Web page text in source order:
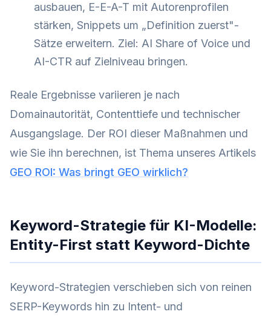
ausbauen, E-E-A-T mit Autorenprofilen
stärken, Snippets um „Definition zuerst"-
Sätze erweitern. Ziel: AI Share of Voice und
AI-CTR auf Zielniveau bringen.
Reale Ergebnisse variieren je nach
Domainautorität, Contenttiefe und technischer
Ausgangslage. Der ROI dieser Maßnahmen und
wie Sie ihn berechnen, ist Thema unseres Artikels
GEO ROI: Was bringt GEO wirklich?
Keyword-Strategie für KI-Modelle:
Entity-First statt Keyword-Dichte
Keyword-Strategien verschieben sich von reinen
SERP-Keywords hin zu Intent- und